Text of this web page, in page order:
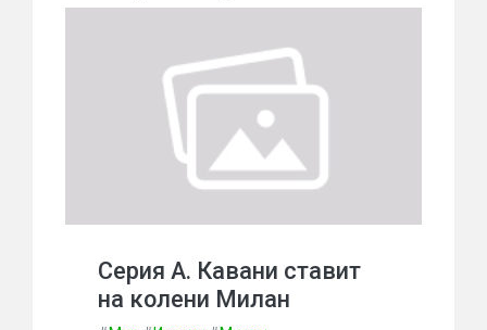
Серия А. Кавани ставит
на колени Милан